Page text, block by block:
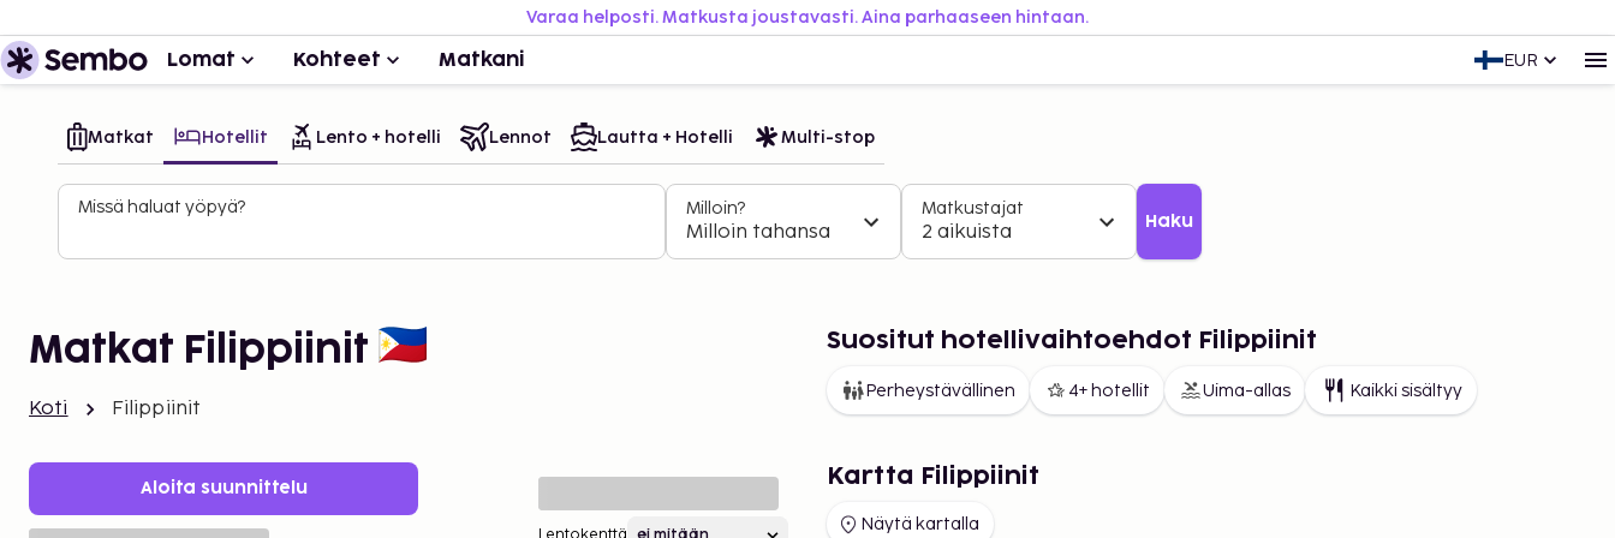
Varaa helposti. Matkusta joustavasti. Aina parhaaseen hintaan.
Lomat Kohteet Matkani EUR
Matkat Hotellit Lento + hotelli Lennot Lautta + Hotelli Multi-stop
Missä haluat yöpyä? Milloin?
Milloin tahansa
Matkustajat
2 aikuista Haku
Matkat Filippiinit
Koti Filippiinit
Aloita suunnittelu
Suositut hotellivaihtoehdot Filippiinit
Perheystävällinen 4+ hotellit Uima-allas Kaikki sisältyy
Kartta Filippiinit
Näytä kartalla